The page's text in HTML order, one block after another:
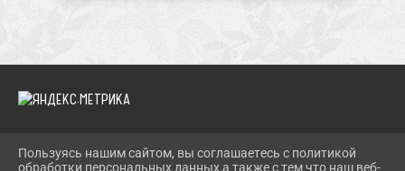
2026 Г. SOLONESHMUZEY.RU
Пользуясь нашим сайтом, вы соглашаетесь с политикой
обработки персональных данных а также с тем что наш веб-